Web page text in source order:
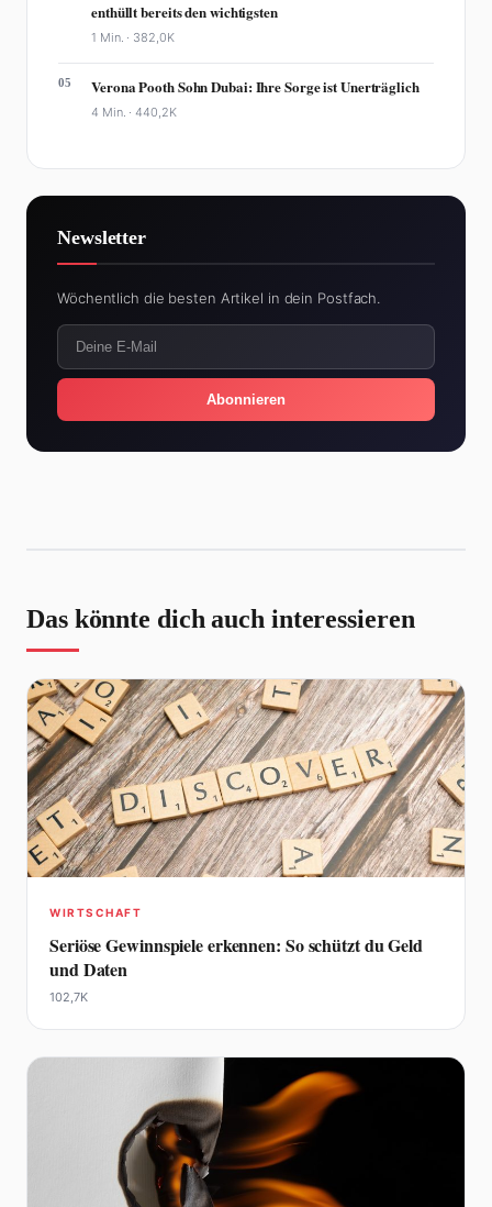
enthüllt bereits den wichtigsten
1 Min. · 382,0K
05 Verona Pooth Sohn Dubai: Ihre Sorge ist Unerträglich
4 Min. ·440,2K
Newsletter
Wöchentlich die besten Artikel in dein Postfach.
Abonnieren
Das könnte dich auch interessieren
WIRTSCHAFT
Seriöse Gewinnspiele erkennen: So schützt du Geld
und Daten
102,7K